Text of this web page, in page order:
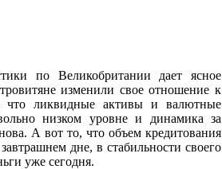
по Великобритании дает ясное
изменили свое отношение к
что ликвидные активы и валютные
низком уровне и динамика за
А вот то, что объем кредитования
дне, в стабильности своего
уже сегодня.